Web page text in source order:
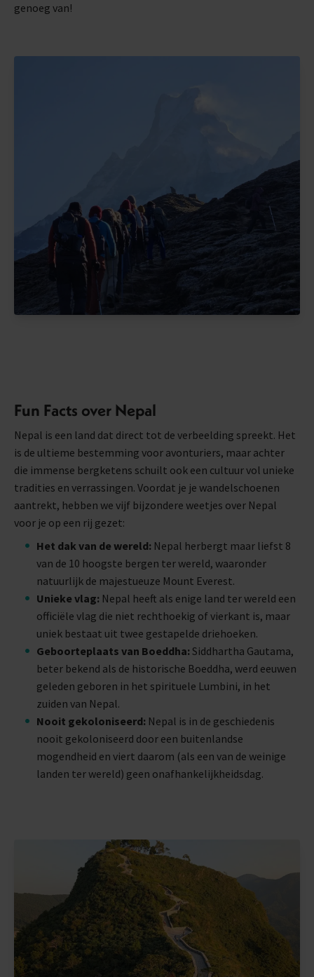
genoeg van!
Fun Facts over Nepal
Nepal is een land dat direct tot de verbeelding spreekt. Het
is de ultieme bestemming voor avonturiers, maar achter
die immense bergketens schuilt ook een cultuur vol unieke
tradities en verrassingen. Voordat je je wandelschoenen
aantrekt, hebben we vijf bijzondere weetjes over Nepal
voor je op een rij gezet:
Het dak van de wereld: Nepal herbergt maar liefst 8
van de 10 hoogste bergen ter wereld, waaronder
natuurlijk de majestueuze Mount Everest.
Unieke vlag: Nepal heeft als enige land ter wereld een
officiële vlag die niet rechthoekig of vierkant is, maar
uniek bestaat uit twee gestapelde driehoeken.
Geboorteplaats van Boeddha: Siddhartha Gautama,
beter bekend als de historische Boeddha, werd eeuwen
geleden geboren in het spirituele Lumbini, in het
zuiden van Nepal.
Nooit gekoloniseerd: Nepal is in de geschiedenis
nooit gekoloniseerd door een buitenlandse
mogendheid en viert daarom (als een van de weinige
landen ter wereld) geen onafhankelijkheidsdag.